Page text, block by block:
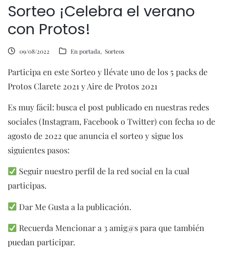
Sorteo ¡Celebra el verano
con Protos!
09/08/2022 En portada Sorteos
Participa en este Sorteo y llévate uno de los 5 packs de
Protos Clarete 2021 y Aire de Protos 2021
Es muy fácil: busca el post publicado en nuestras redes
sociales (Instagram, Facebook o Twitter) con fecha 10 de
agosto de 2022 que anuncia el sorteo y sigue los
siguientes pasos:
Seguir nuestro perfil de la red social en la cual
participas.
Dar Me Gusta a la publicación.
Recuerda Mencionar a 3 amig@s para que también
puedan participar.